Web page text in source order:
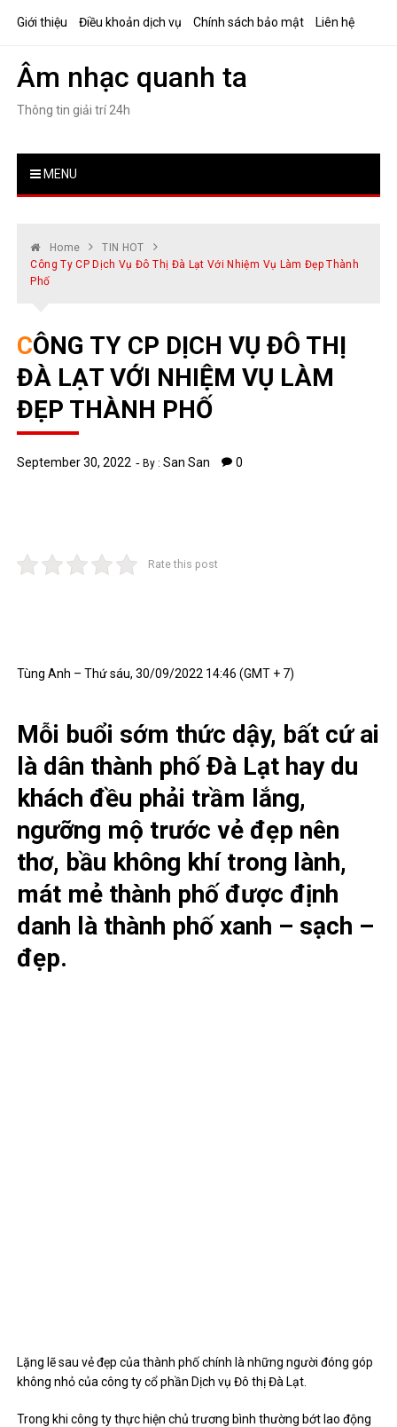
Giới thiệu Điều khoản dịch vụ Chính sách bảo mật Liên hệ
Âm nhạc quanh ta
Thông tin giải trí 24h
MENU
Home
TIN HOT
Công Ty CP Dịch Vụ Đô Thị Đà Lạt Với Nhiệm Vụ Làm Đẹp Thành
Phố
CÔNG TY CP DỊCH VỤ ĐÔ THỊ
ĐÀ LẠT VỚI NHIỆM VỤ LÀM
ĐẸP THÀNH PHỐ
September 30, 2022 By :San San 0
Rate this post
Tùng Anh –Thứ sáu, 30/09/2022 14:46 (GMT + 7)
Mỗi buổi sớm thức dậy, bất cứ ai
là dân thành phố Đà Lạt hay du
khách đều phải trầm lắng,
ngưỡng mộ trước vẻ đẹp nên
thơ, bầu không khí trong lành,
mát mẻ thành phố được định
danh là thành phố xanh – sạch –
đẹp.
Lặng lẽ sau vẻ đẹp của thành phố chính là những người đóng góp
không nhỏ của công ty cổ phần Dịch vụ Đô thị Đà Lạt.
Trong khi công ty thực hiện chủ trương bình thường bớt lao động